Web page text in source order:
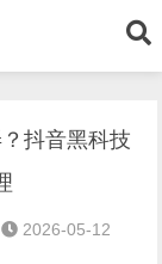
抖音黑科技
2026-05-12